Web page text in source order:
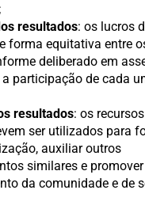
resultados: os lucros
forma equitativa entre
deliberado em
participação de cada
resultados: os recursos
ser utilizados para
auxiliar outros
similares e
da comunidade e de